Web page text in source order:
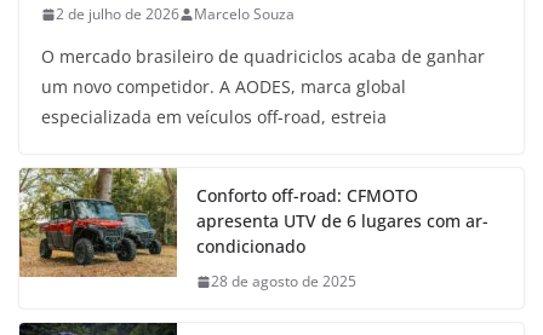
2 de julho de 2026 Marcelo Souza
O mercado brasileiro de quadriciclos acaba de ganhar
um novo competidor. A AODES, marca global
especializada em veículos off-road, estreia
Conforto off-road: CFMOTO
apresenta UTV de 6 lugares com ar-
condicionado
28 de agosto de 2025